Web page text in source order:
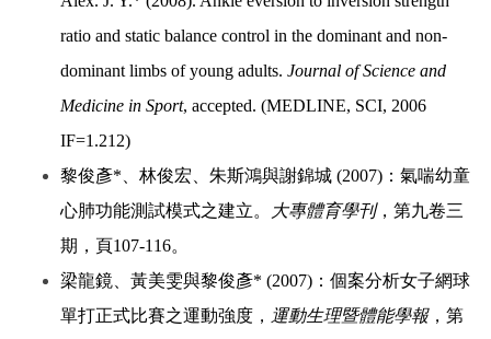
ratio and static balance control in the dominant and non-
dominant limbs of young adults. Journal of Science and
Medicine in Sport, accepted. (MEDLINE, SCI, 2006
IF=1.212)
黎俊彥*、林俊宏、朱斯鴻與謝錦城 (2007)：氣喘幼童
心肺功能測試模式之建立。
大專體育學刊，第九卷三
期，頁107-116。
梁龍鏡、黃美雯與黎俊彥* (2007)：個案分析女子網球
單打正式比賽之運動強度， 運動生理暨體能學報，第